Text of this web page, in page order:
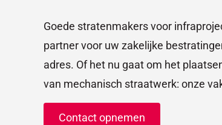
Goede stratenmakers voor
partner voor uw zakelijke
adres. Of het nu gaat om het
van mechanisch straatwerk: onze
Contact opnemen